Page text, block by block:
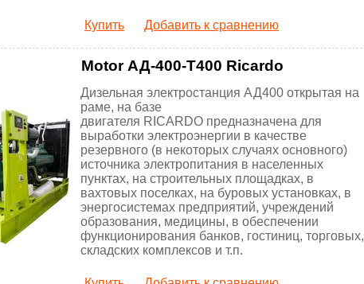
Купить Добавить к сравнению
Motor АД-400-Т400 Ricardo
Дизельная электростанция АД400 открытая на
раме, на базе
двигателя RICARDO предназначена для
выработки электроэнергии в качестве
резервного (в некоторых случаях основного)
источника электропитания в населенных
пунктах, на строительных площадках, в
вахтовых поселках, на буровых установках, в
энергосистемах предприятий, учреждений
образования, медицины, в обеспечении
функционирования банков, гостиниц, торговых,
складских комплексов и т.п.